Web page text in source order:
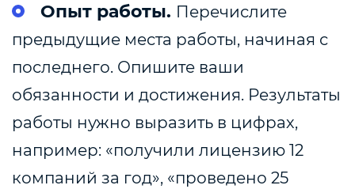
Опыт работы. Перечислите
предыдущие места работы, начиная с
последнего. Опишите ваши
обязанности и достижения. Результаты
работы нужно выразить в цифрах,
например: «получили лицензию 12
компаний за год», «проведено 25